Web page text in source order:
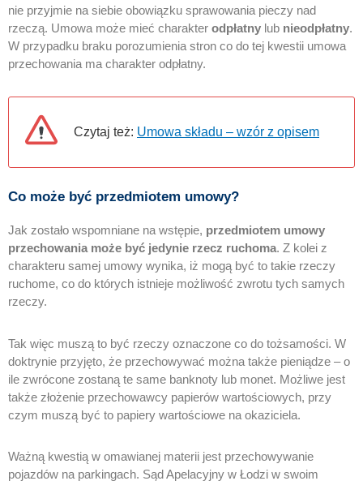
nie przyjmie na siebie obowiązku sprawowania pieczy nad
rzeczą. Umowa może mieć charakter odpłatny lub nieodpłatny.
W przypadku braku porozumienia stron co do tej kwestii umowa
przechowania ma charakter odpłatny.
Czytaj też: Umowa składu – wzór z opisem
Co może być przedmiotem umowy?
Jak zostało wspomniane na wstępie, przedmiotem umowy
przechowania może być jedynie rzecz ruchoma. Z kolei z
charakteru samej umowy wynika, iż mogą być to takie rzeczy
ruchome, co do których istnieje możliwość zwrotu tych samych
rzeczy.
Tak więc muszą to być rzeczy oznaczone co do tożsamości. W
doktrynie przyjęto, że przechowywać można także pieniądze – o
ile zwrócone zostaną te same banknoty lub monet. Możliwe jest
także złożenie przechowawcy papierów wartościowych, przy
czym muszą być to papiery wartościowe na okaziciela.
Ważną kwestią w omawianej materii jest przechowywanie
pojazdów na parkingach. Sąd Apelacyjny w Łodzi w swoim